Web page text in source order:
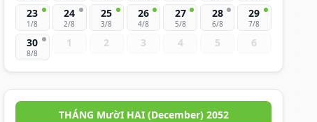
23
1/8
24
2/8
25
3/8
26
4/8
27
5/8
28
6/8
29
7/8
30
8/8
1 2 3 4 5 6
THÁNG MườI HAI (December) 2052